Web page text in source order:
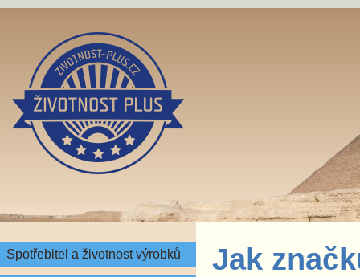
Spotřebitel a životnost výrobků Jak